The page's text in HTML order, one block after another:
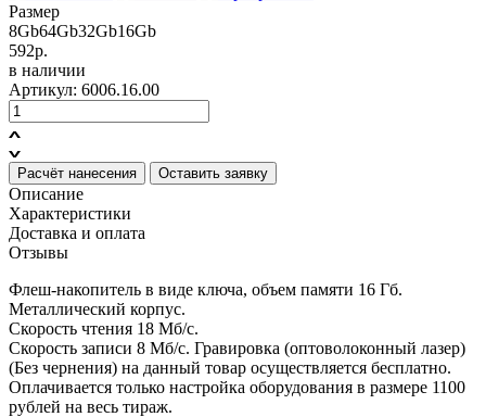
Размер
8Gb64Gb32Gb16Gb
592р.
в наличии
Артикул: 6006.16.00
Расчёт нанесения Оставить заявку
Описание
Характеристики
Доставка и оплата
Отзывы
Флеш-накопитель в виде ключа, объем памяти 16 Гб.
Металлический корпус.
Cкорость чтения 18 Мб/с.
Скорость записи 8 Мб/с. Гравировка (оптоволоконный лазер)
(Без чернения) на данный товар осуществляется бесплатно.
Оплачивается только настройка оборудования в размере 1100
рублей на весь тираж.